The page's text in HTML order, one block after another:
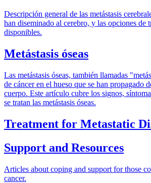
Descripción general de las metástasis
han diseminado al cerebro, y las opciones de
disponibles.
Metástasis óseas
Las metástasis óseas, también llamadas
de cáncer en el hueso que se han propagado
cuerpo. Este artículo cubre los signos,
se tratan las metástasis óseas.
Treatment for Metastatic
Support and Resources
Articles about coping and support for those
cancer.